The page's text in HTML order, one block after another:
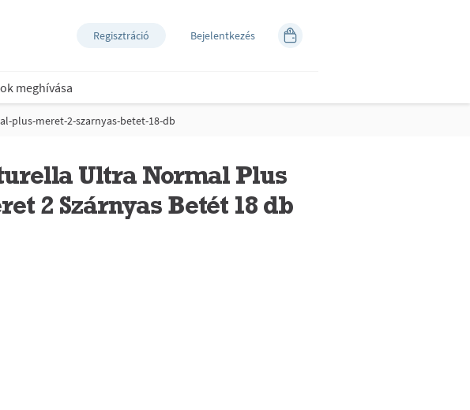
Regisztráció Bejelentkezés
meghívása
plus-meret-2-szarnyas-betet-18-db
Ultra Normal Plus
2 Szárnyas Betét 18 db